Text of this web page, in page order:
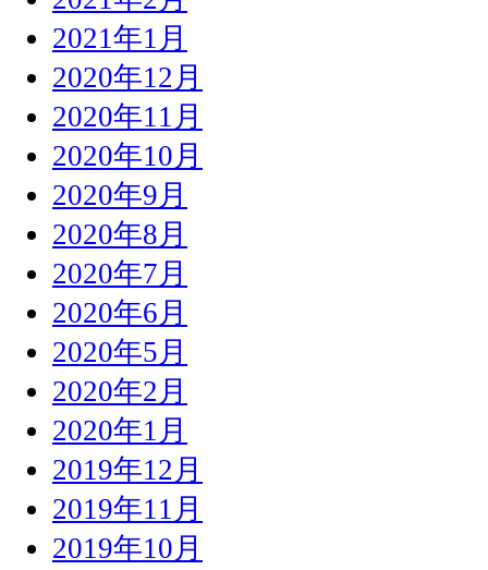
2021年1月
2020年12月
2020年11月
2020年10月
2020年9月
2020年8月
2020年7月
2020年6月
2020年5月
2020年2月
2020年1月
2019年12月
2019年11月
2019年10月